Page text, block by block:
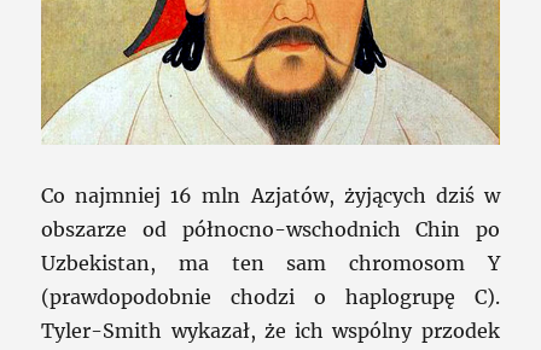
Co najmniej 16 mln Azjatów, żyjących dziś w
obszarze od północno-wschodnich Chin po
Uzbekistan, ma ten sam chromosom Y
(prawdopodobnie chodzi o haplogrupę C).
Tyler-Smith wykazał, że ich wspólny przodek